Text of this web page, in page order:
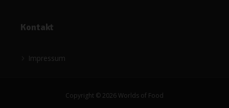
Kontakt
Impressum
Copyright © 2026 Worlds of Food